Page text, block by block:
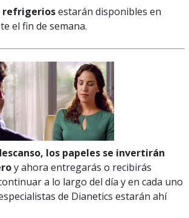
refrigeriosestarán disponibles en
el fin de semana.
los papeles se invertirán
y ahora entregarás o recibirás
a lo largo del día y en cada uno
de Dianetics estarán ahí